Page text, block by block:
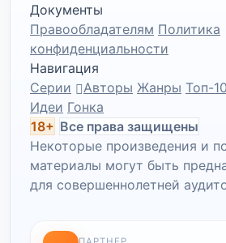
Документы
Правообладателям Политика
конфиденциальности
Навигация
Серии
Авторы Жанры Топ-
Идеи Гонка
18+ Все права защищены
Некоторые произведения и
материалы могут быть
для совершеннолетней